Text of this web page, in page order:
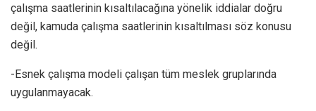
çalışma saatlerinin kısaltılacağına yönelik iddialar doğru
değil, kamuda çalışma saatlerinin kısaltılması söz konusu
değil.
-Esnek çalışma modeli çalışan tüm meslek gruplarında
uygulanmayacak.